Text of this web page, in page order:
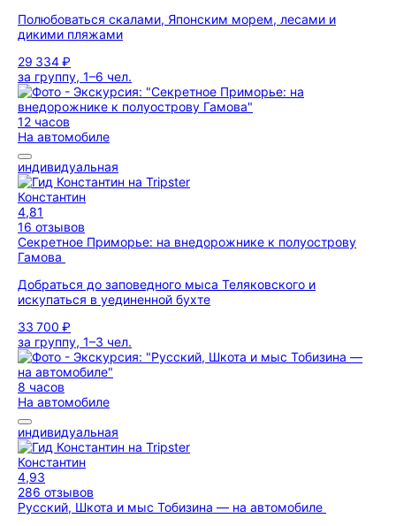
Полюбоваться скалами, Японским морем, лесами и
дикими пляжами
29 334 ₽
за группу, 1–6 чел.
12 часов
На автомобиле
индивидуальная
Константин
4,81
16 отзывов
Секретное Приморье: на внедорожнике к полуострову
Гамова
Добраться до заповедного мыса Теляковского и
искупаться в уединенной бухте
33 700 ₽
за группу, 1–3 чел.
8 часов
На автомобиле
индивидуальная
Константин
4,93
286 отзывов
Русский, Шкота и мыс Тобизина — на автомобиле